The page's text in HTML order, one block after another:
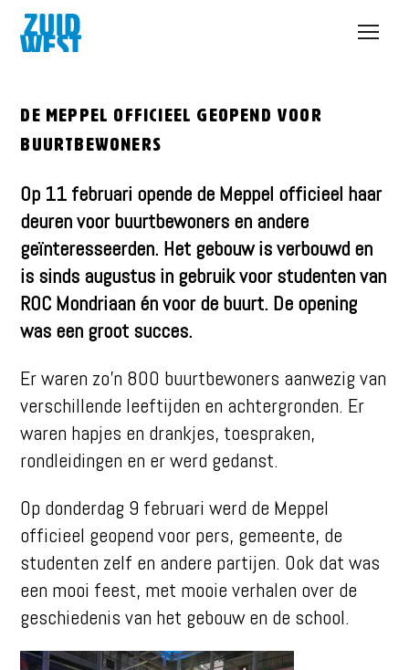
Open
De Meppel officieel geopend voor
buurtbewoners
Op 11 februari opende de Meppel officieel haar
deuren voor buurtbewoners en andere
geïnteresseerden. Het gebouw is verbouwd en
is sinds augustus in gebruik voor studenten van
ROC Mondriaan én voor de buurt. De opening
was een groot succes.
Er waren zo’n 800 buurtbewoners aanwezig van
verschillende leeftijden en achtergronden. Er
waren hapjes en drankjes, toespraken,
rondleidingen en er werd gedanst.
Op donderdag 9 februari werd de Meppel
officieel geopend voor pers, gemeente, de
studenten zelf en andere partijen. Ook dat was
een mooi feest, met mooie verhalen over de
geschiedenis van het gebouw en de school.